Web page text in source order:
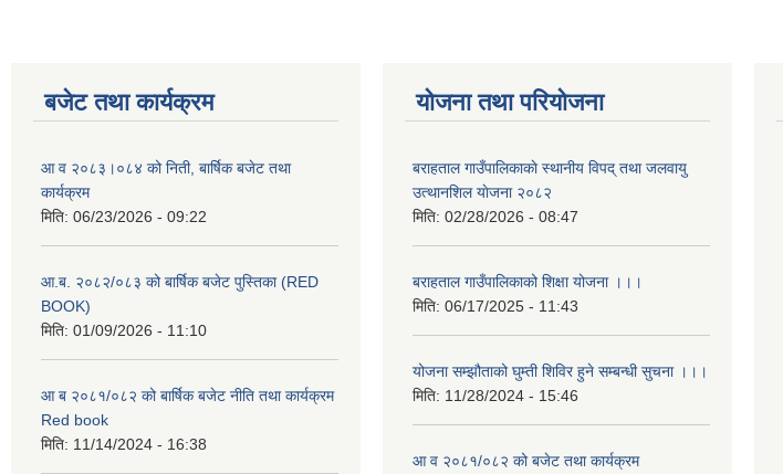
बजेट तथा कार्यक्रम
आ व २०८३।०८४ को निती, बार्षिक बजेट तथा
कार्यक्रम
मिति: 06/23/2026 - 09:22
आ.ब. २०८२/०८३ को बार्षिक बजेट पुस्तिका (RED
BOOK)
मिति: 01/09/2026 - 11:10
आ ब २०८१/०८२ को बार्षिक बजेट नीति तथा कार्यक्रम
Red book
मिति: 11/14/2024 - 16:38
योजना तथा परियोजना
बराहताल गाउँपालिकाकाे स्थानीय विपद् तथा जलवायु
उत्थानशिल याेजना २०८२
मिति: 02/28/2026 - 08:47
बराहताल गाउँपालिकाको शिक्षा योजना ।।।
मिति: 06/17/2025 - 11:43
योजना सम्झौताको घुम्ती शिविर हुने सम्बन्धी सुचना ।।।
मिति: 11/28/2024 - 15:46
आ व २०८१/०८२ को बजेट तथा कार्यक्रम